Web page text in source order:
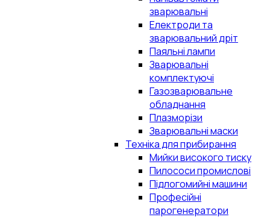
зварювальні
Електроди та
зварювальний дріт
Паяльні лампи
Зварювальні
комплектуючі
Газозварювальне
обладнання
Плазморізи
Зварювальні маски
Техніка для прибирання
Мийки високого тиску
Пилососи промислові
Підлогомийні машини
Професійні
парогенератори